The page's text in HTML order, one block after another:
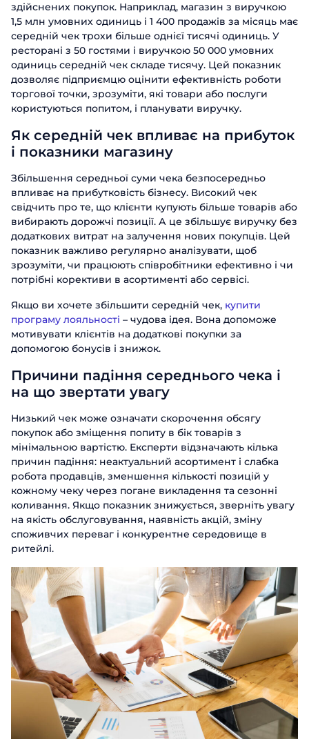
здійснених покупок. Наприклад, магазин з виручкою
1,5 млн умовних одиниць і 1 400 продажів за місяць має
середній чек трохи більше однієї тисячі одиниць. У
ресторані з 50 гостями і виручкою 50 000 умовних
одиниць середній чек складе тисячу. Цей показник
дозволяє підприємцю оцінити ефективність роботи
торгової точки, зрозуміти, які товари або послуги
користуються попитом, і планувати виручку.
Як середній чек впливає на прибуток
і показники магазину
Збільшення середньої суми чека безпосередньо
впливає на прибутковість бізнесу. Високий чек
свідчить про те, що клієнти купують більше товарів або
вибирають дорожчі позиції. А це збільшує виручку без
додаткових витрат на залучення нових покупців. Цей
показник важливо регулярно аналізувати, щоб
зрозуміти, чи працюють співробітники ефективно і чи
потрібні корективи в асортименті або сервісі.
Якщо ви хочете збільшити середній чек, купити
програму лояльності – чудова ідея. Вона допоможе
мотивувати клієнтів на додаткові покупки за
допомогою бонусів і знижок.
Причини падіння середнього чека і
на що звертати увагу
Низький чек може означати скорочення обсягу
покупок або зміщення попиту в бік товарів з
мінімальною вартістю. Експерти відзначають кілька
причин падіння: неактуальний асортимент і слабка
робота продавців, зменшення кількості позицій у
кожному чеку через погане викладення та сезонні
коливання. Якщо показник знижується, зверніть увагу
на якість обслуговування, наявність акцій, зміну
споживчих переваг і конкурентне середовище в
ритейлі.